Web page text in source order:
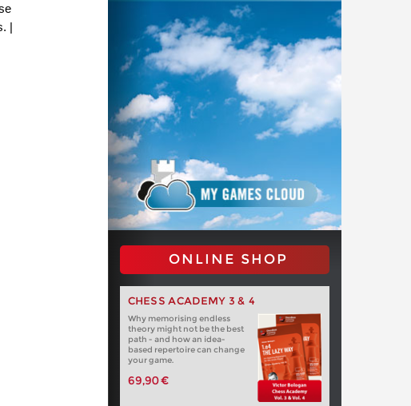
|
ONLINE SHOP
CHESS ACADEMY 3 & 4
Why memorising endless
theory might not be the best
path - and how an idea-
based repertoire can change
your game.
69,90 €